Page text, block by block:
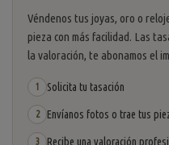
Véndenos tus joyas, oro o
pieza con más facilidad. Las
la valoración, te abonamos el
1 Solicita tu tasación
2 Envíanos fotos o trae tus
3 Recibe una valoración